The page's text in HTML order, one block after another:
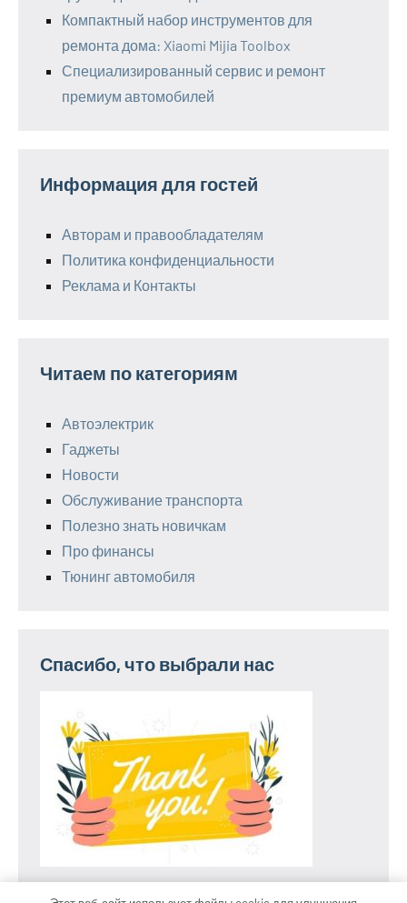
Компактный набор инструментов для
ремонта дома: Xiaomi Mijia Toolbox
Специализированный сервис и ремонт
премиум автомобилей
Информация для гостей
Авторам и правообладателям
Политика конфиденциальности
Реклама и Контакты
Читаем по категориям
Автоэлектрик
Гаджеты
Новости
Обслуживание транспорта
Полезно знать новичкам
Про финансы
Тюнинг автомобиля
Спасибо, что выбрали нас